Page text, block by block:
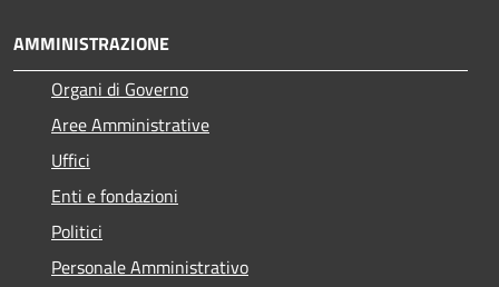
AMMINISTRAZIONE
Organi di Governo
Aree Amministrative
Uffici
Enti e fondazioni
Politici
Personale Amministrativo